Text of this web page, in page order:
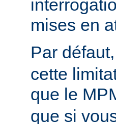
mises en
Par défaut,
cette
que le
que si